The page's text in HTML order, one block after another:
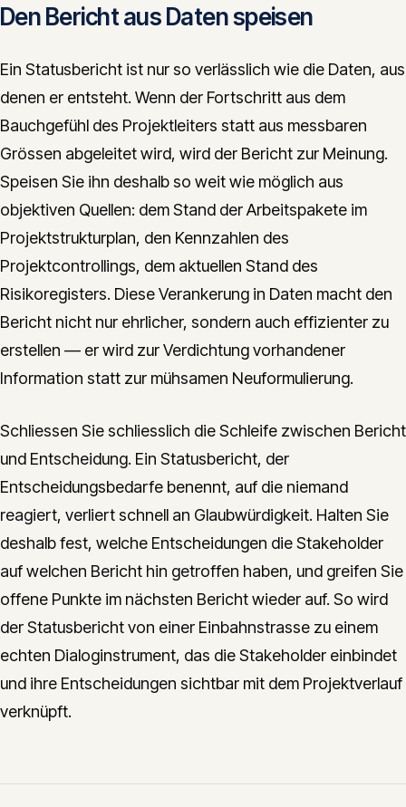
Den Bericht aus Daten speisen
Ein Statusbericht ist nur so verlässlich wie die Daten, aus
denen er entsteht. Wenn der Fortschritt aus dem
Bauchgefühl des Projektleiters statt aus messbaren
Grössen abgeleitet wird, wird der Bericht zur Meinung.
Speisen Sie ihn deshalb so weit wie möglich aus
objektiven Quellen: dem Stand der Arbeitspakete im
Projektstrukturplan, den Kennzahlen des
Projektcontrollings, dem aktuellen Stand des
Risikoregisters. Diese Verankerung in Daten macht den
Bericht nicht nur ehrlicher, sondern auch effizienter zu
erstellen — er wird zur Verdichtung vorhandener
Information statt zur mühsamen Neuformulierung.
Schliessen Sie schliesslich die Schleife zwischen Bericht
und Entscheidung. Ein Statusbericht, der
Entscheidungsbedarfe benennt, auf die niemand
reagiert, verliert schnell an Glaubwürdigkeit. Halten Sie
deshalb fest, welche Entscheidungen die Stakeholder
auf welchen Bericht hin getroffen haben, und greifen Sie
offene Punkte im nächsten Bericht wieder auf. So wird
der Statusbericht von einer Einbahnstrasse zu einem
echten Dialoginstrument, das die Stakeholder einbindet
und ihre Entscheidungen sichtbar mit dem Projektverlauf
verknüpft.